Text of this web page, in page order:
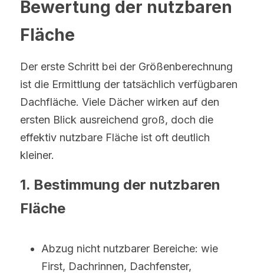
Bewertung der nutzbaren
Fläche
Der erste Schritt bei der Größenberechnung
ist die Ermittlung der tatsächlich verfügbaren
Dachfläche. Viele Dächer wirken auf den
ersten Blick ausreichend groß, doch die
effektiv nutzbare Fläche ist oft deutlich
kleiner.
1. Bestimmung der nutzbaren
Fläche
Abzug nicht nutzbarer Bereiche: wie
First, Dachrinnen, Dachfenster,